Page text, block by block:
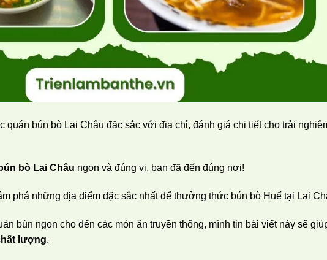
quán bún bò Lai Châu đặc sắc với địa chỉ, đánh giá chi tiết cho trải
bò Lai Châu ngon và đúng vị, bạn đã đến đúng nơi!
phá những địa điểm đặc sắc nhất để thưởng thức bún bò Huế tại Lai
bún ngon cho đến các món ăn truyền thống, mình tin bài viết này sẽ
lượng.